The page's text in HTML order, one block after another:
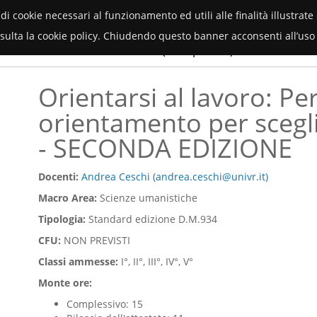
cookie necessari al funzionamento ed utili alle finalità
la cookie policy. Chiudendo questo banner acconsenti all’uso
Orientamento Università di Verona (piattaforma multi progetto)
Faq Contatti Servizi
Orientarsi al lavoro:
orientamento per
- SECONDA EDIZIONE
Docenti: Andrea Ceschi (andrea.ceschi@univr.it)
Macro Area: Scienze umanistiche
Tipologia: Standard edizione D.M.934
CFU: NON PREVISTI
Classi ammesse: I°, II°, III°, IV°, V°
Monte ore:
Complessivo: 15